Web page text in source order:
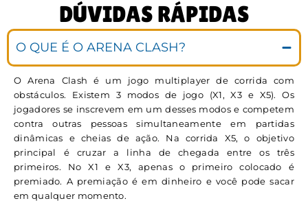
DÚVIDAS RÁPIDAS
O QUE É O ARENA CLASH?
O Arena Clash é um jogo multiplayer de corrida com
obstáculos. Existem 3 modos de jogo (X1, X3 e X5). Os
jogadores se inscrevem em um desses modos e competem
contra outras pessoas simultaneamente em partidas
dinâmicas e cheias de ação. Na corrida X5, o objetivo
principal é cruzar a linha de chegada entre os três
primeiros. No X1 e X3, apenas o primeiro colocado é
premiado. A premiação é em dinheiro e você pode sacar
em qualquer momento.